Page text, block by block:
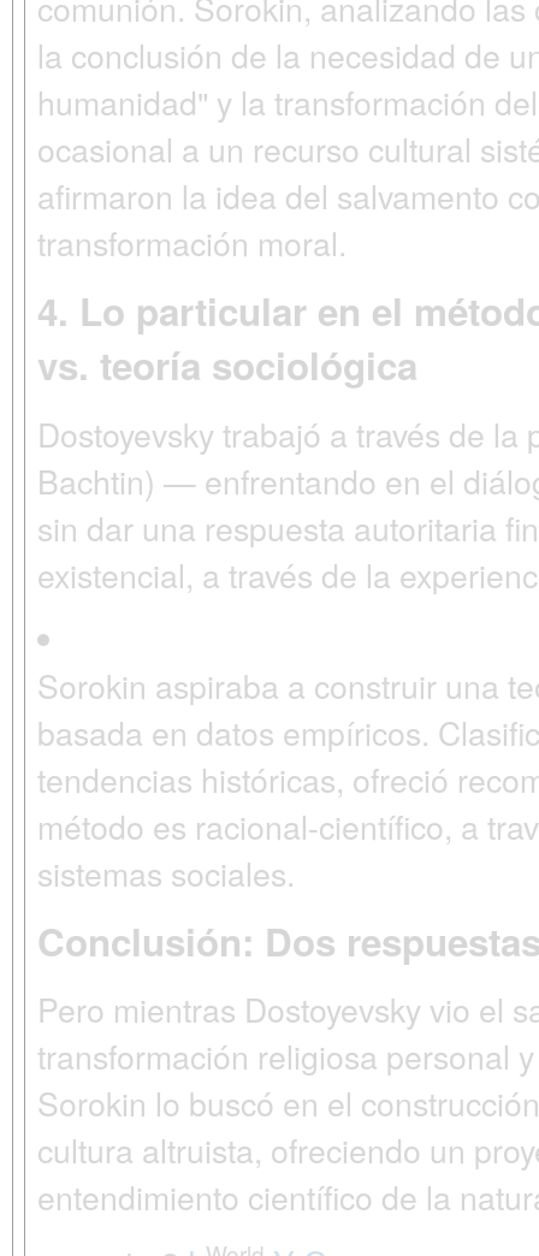
la conclusión de la necesidad de
humanidad" y la transformación
ocasional a un recurso cultural
afirmaron la idea del salvamento
transformación moral.
4. Lo particular en el
vs. teoría sociológica
Dostoyevsky trabajó a través de la
Bachtin) — enfrentando en el
sin dar una respuesta autoritaria
existencial, a través de la
Sorokin aspiraba a construir una
basada en datos empíricos.
tendencias históricas, ofreció
método es racional-científico, a
sistemas sociales.
Conclusión: Dos
Pero mientras Dostoyevsky vio el
transformación religiosa personal
Sorokin lo buscó en el
cultura altruista, ofreciendo un
entendimiento científico de la